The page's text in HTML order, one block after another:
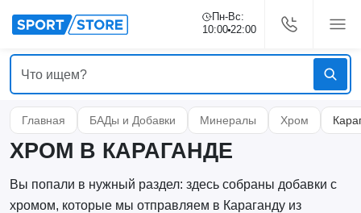
Пн-Вс:
10:00 22:00
Главная БАДы и Добавки Минералы Хром
ХРОМ В КАРАГАНДЕ
Вы попали в нужный раздел: здесь собраны добавки с
хромом, которые мы отправляем в Караганду из